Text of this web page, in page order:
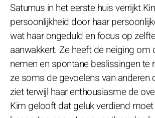
Saturnus in het eerste huis verrijkt
persoonlijkheid door haar
wat haar ongeduld en focus op
aanwakkert. Ze heeft de neiging om
nemen en spontane beslissingen te
ze soms de gevoelens van anderen
ziet terwijl haar enthousiasme de
Kim gelooft dat geluk verdiend